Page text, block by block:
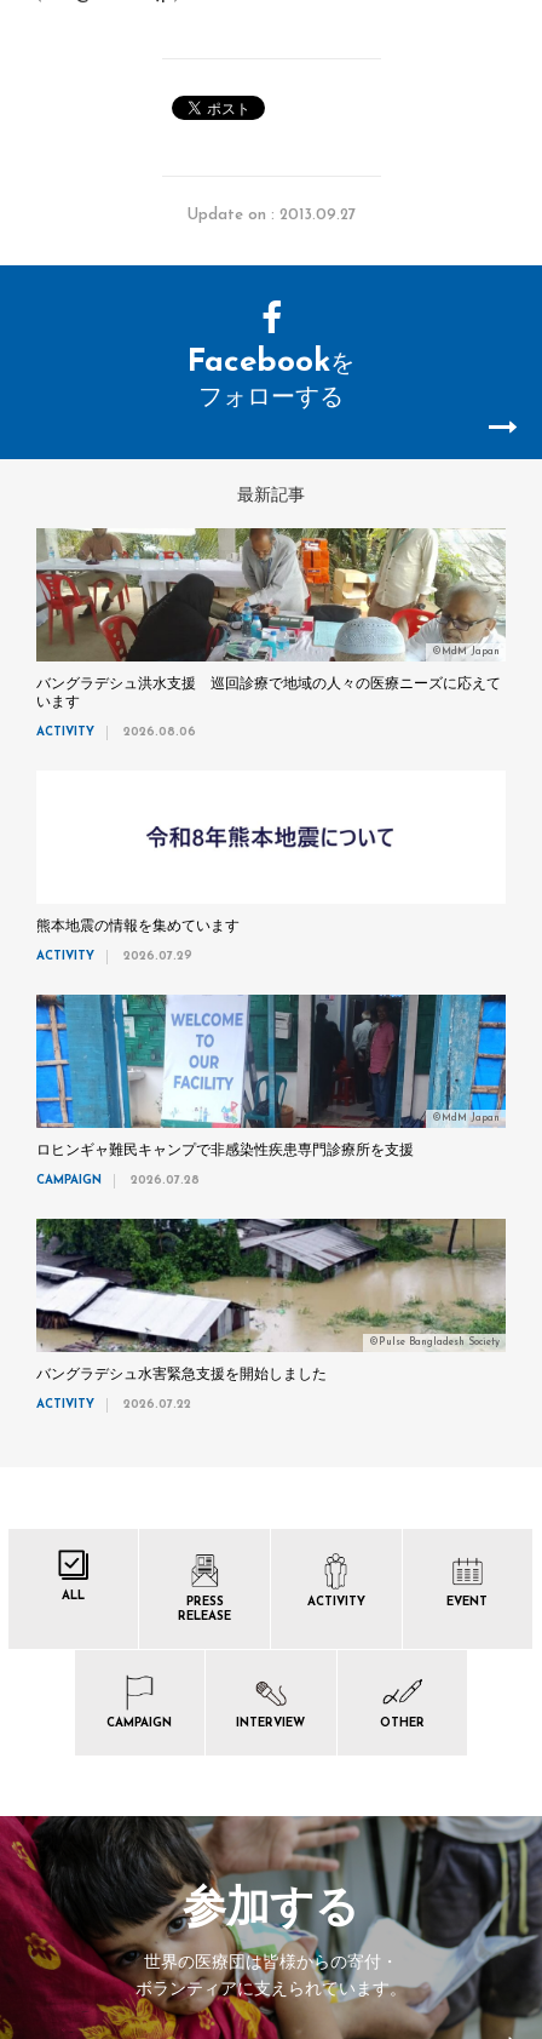
Update on : 2013.09.27
Facebookを
フォローする
最新記事
©MdM Japan
バングラデシュ洪水支援 巡回診療で地域の人々の医療ニーズに応えて
います
ACTIVITY 2026.08.06
熊本地震の情報を集めています
ACTIVITY 2026.07.29
©MdM Japan
ロヒンギャ難民キャンプで非感染性疾患専門診療所を支援
CAMPAIGN 2026.07.28
©Pulse Bangladesh Society
バングラデシュ水害緊急支援を開始しました
ACTIVITY 2026.07.22
ALL
PRESS
RELEASE
ACTIVITY EVENT
CAMPAIGN INTERVIEW OTHER
参加する
世界の医療団は皆様からの寄付・
ボランティアに支えられています。